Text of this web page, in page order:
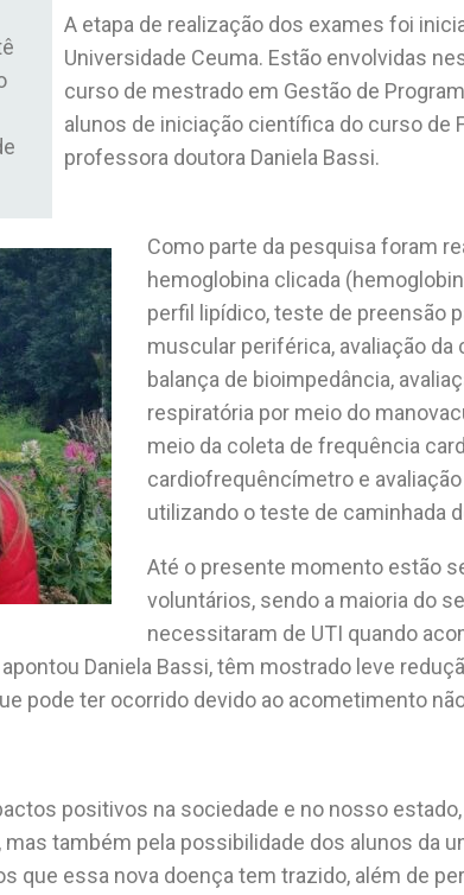
A etapa de realização dos exames foi
Universidade Ceuma. Estão envolvidas
curso de mestrado em Gestão de
alunos de iniciação científica do curso de
professora doutora Daniela Bassi.
Como parte da pesquisa foram
hemoglobina clicada (
perfil lipídico, teste de preensão
muscular periférica, avaliação
balança de bioimpedância,
respiratória por meio do
meio da coleta de frequência
cardiofrequêncímetro e
utilizando o teste de caminhada
Até o presente momento estão
voluntários, sendo a maioria do
necessitaram de UTI quando
Daniela Bassi, têm mostrado leve
pode ter ocorrido devido ao acometimento
positivos na sociedade e no nosso
também pela possibilidade dos alunos da
que essa nova doença tem trazido, além de